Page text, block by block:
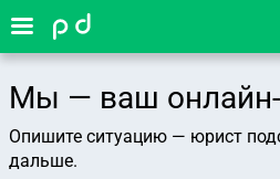
Мы — ваш онлайн-
Опишите ситуацию — юрист
дальше.